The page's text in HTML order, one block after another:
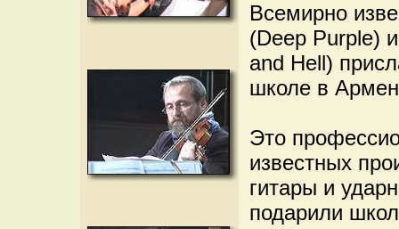
Всемирно
(Deep Purple)
and Hell)
школе в
Это
известных
гитары и
подарили